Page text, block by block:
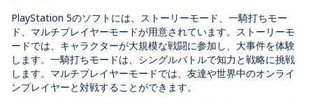
PlayStation 5のソフトには、ストーリーモード、一騎打ちモー
ド、マルチプレイヤーモードが用意されています。ストーリーモ
ードでは、キャラクターが大規模な戦闘に参加し、大事件を体験
します。一騎打ちモードは、シングルバトルで知力と戦略に挑戦
します。マルチプレイヤーモードでは、友達や世界中のオンライ
ンプレイヤーと対戦することができます。